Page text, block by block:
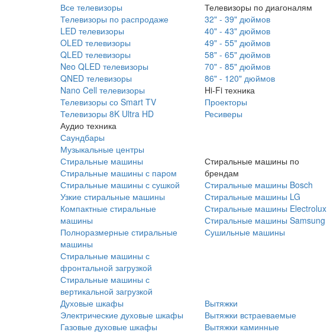
Все телевизоры
Телевизоры по распродаже
LED телевизоры
OLED телевизоры
QLED телевизоры
Neo QLED телевизоры
QNED телевизоры
Nano Cell телевизоры
Телевизоры со Smart TV
Телевизоры 8K Ultra HD
Аудио техника
Саундбары
Музыкальные центры
Телевизоры по диагоналям
32" - 39" дюймов
40" - 43" дюймов
49" - 55" дюймов
58" - 65" дюймов
70" - 85" дюймов
86" - 120" дюймов
Hi-Fi техника
Проекторы
Ресиверы
Стиральные машины
Стиральные машины с паром
Стиральные машины с сушкой
Узкие стиральные машины
Компактные стиральные
машины
Полноразмерные стиральные
машины
Стиральные машины с
фронтальной загрузкой
Стиральные машины с
вертикальной загрузкой
Стиральные машины по
брендам
Стиральные машины Bosch
Стиральные машины LG
Стиральные машины Electrolux
Стиральные машины Samsung
Сушильные машины
Духовые шкафы
Электрические духовые шкафы
Газовые духовые шкафы
Вытяжки
Вытяжки встраеваемые
Вытяжки каминные